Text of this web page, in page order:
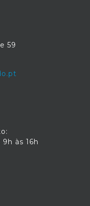
59
às 16h